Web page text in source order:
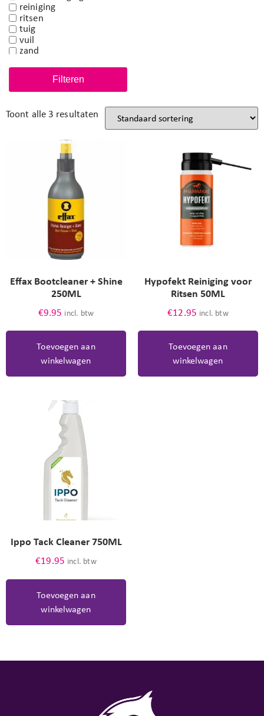
reiniging
ritsen
tuig
vuil
zand
Filteren
Toont alle 3 resultaten
Effax Bootcleaner + Shine
250ML
€9.95 incl. btw
Toevoegen aan
winkelwagen
Hypofekt Reiniging voor
Ritsen 50ML
€12.95 incl. btw
Toevoegen aan
winkelwagen
Ippo Tack Cleaner 750ML
€19.95 incl. btw
Toevoegen aan
winkelwagen